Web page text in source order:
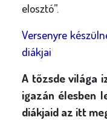
elosztó”.
Versenyre
diákjai
A tőzsde világa
igazán élesben
diákjaid az itt